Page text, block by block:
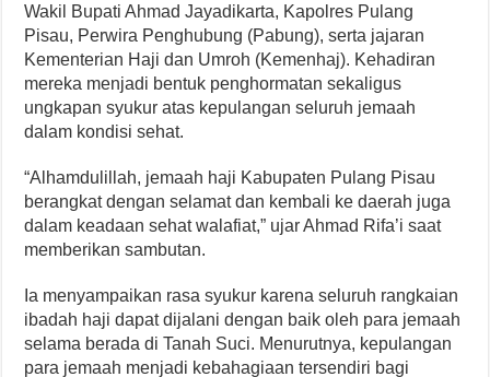
Wakil Bupati Ahmad Jayadikarta, Kapolres Pulang
Pisau, Perwira Penghubung (Pabung), serta jajaran
Kementerian Haji dan Umroh (Kemenhaj). Kehadiran
mereka menjadi bentuk penghormatan sekaligus
ungkapan syukur atas kepulangan seluruh jemaah
dalam kondisi sehat.
“Alhamdulillah, jemaah haji Kabupaten Pulang Pisau
berangkat dengan selamat dan kembali ke daerah juga
dalam keadaan sehat walafiat,” ujar Ahmad Rifa’i saat
memberikan sambutan.
Ia menyampaikan rasa syukur karena seluruh rangkaian
ibadah haji dapat dijalani dengan baik oleh para jemaah
selama berada di Tanah Suci. Menurutnya, kepulangan
para jemaah menjadi kebahagiaan tersendiri bagi